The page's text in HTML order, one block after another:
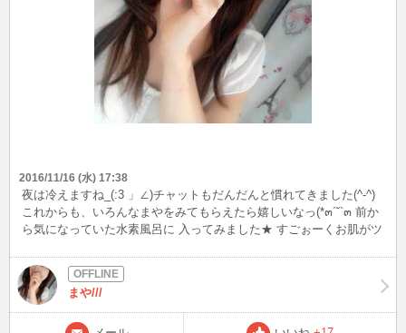
2016/11/16 (水) 17:38
夜は冷えますね_(:3 」∠)チャットもだんだんと慣れてきました(^-^)
これからも、いろんなまやをみてもらえたら嬉しいなっ(*๓´˘`๓ 前か
ら気になっていた水素風呂に 入ってみました★ すごぉーくお肌がツ
まや///